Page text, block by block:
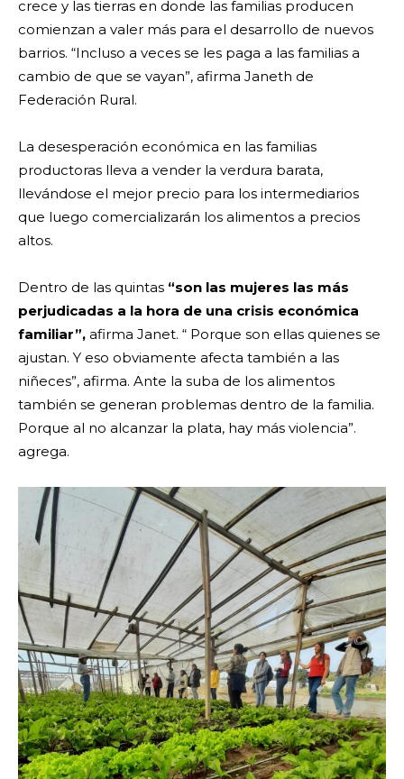
crece y las tierras en donde las familias producen
comienzan a valer más para el desarrollo de nuevos
barrios. “Incluso a veces se les paga a las familias a
cambio de que se vayan”, afirma Janeth de
Federación Rural.
La desesperación económica en las familias
productoras lleva a vender la verdura barata,
llevándose el mejor precio para los intermediarios
que luego comercializarán los alimentos a precios
altos.
Dentro de las quintas “son las mujeres las más
perjudicadas a la hora de una crisis económica
familiar”, afirma Janet. “ Porque son ellas quienes se
ajustan. Y eso obviamente afecta también a las
niñeces”, afirma. Ante la suba de los alimentos
también se generan problemas dentro de la familia.
Porque al no alcanzar la plata, hay más violencia”.
agrega.